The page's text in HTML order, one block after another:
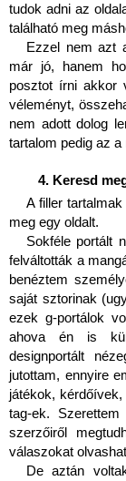
tudok adni az
található meg
Ezzel nem azt
már jó, hanem
posztot írni akkor
véleményt,
nem adott dolog
tartalom pedig az
Keresd
A filler
meg egy oldalt.
Sokféle portált
felváltották a
benéztem
saját sztorinak
ezek g-portálok
ahova én is
designportált
jutottam, ennyire
játékok,
tag-ek.
szerzőiről
válaszokat
De aztán